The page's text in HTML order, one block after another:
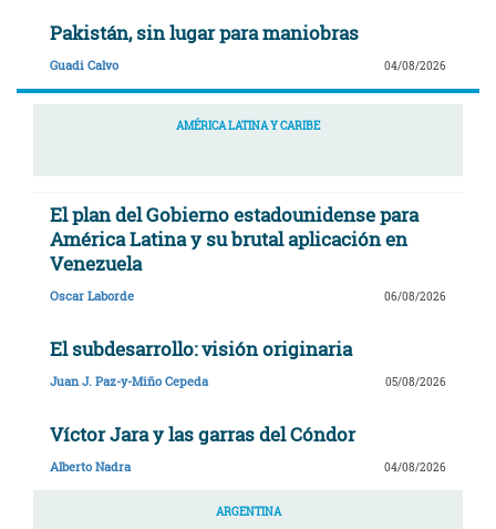
Pakistán, sin lugar para maniobras
Guadi Calvo 04/08/2026
AMÉRICA LATINA Y CARIBE
El plan del Gobierno estadounidense para
América Latina y su brutal aplicación en
Venezuela
Oscar Laborde 06/08/2026
El subdesarrollo: visión originaria
Juan J. Paz-y-Miño Cepeda 05/08/2026
Víctor Jara y las garras del Cóndor
Alberto Nadra 04/08/2026
ARGENTINA